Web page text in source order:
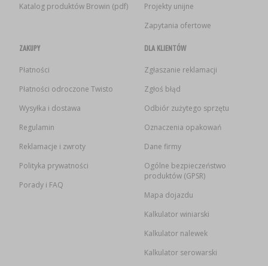
Katalog produktów Browin (pdf)
Projekty unijne
Zapytania ofertowe
ZAKUPY
Płatności
Płatności odroczone Twisto
Wysyłka i dostawa
Regulamin
Reklamacje i zwroty
Polityka prywatności
Porady i FAQ
DLA KLIENTÓW
Zgłaszanie reklamacji
Zgłoś błąd
Odbiór zużytego sprzętu
Oznaczenia opakowań
Dane firmy
Ogólne bezpieczeństwo
produktów (GPSR)
Mapa dojazdu
Kalkulator winiarski
Kalkulator nalewek
Kalkulator serowarski